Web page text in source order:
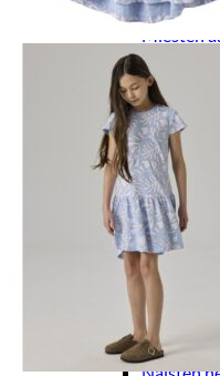
Miesten
Miesten
Miesten takit
Miesten
Miesten
Miesten
Miesten
NAISET
Naisten paidat
Naisten
Paidat, tunikat
Naisten
Tunikat
Jakut ja
Naisten neuleet
Naisten